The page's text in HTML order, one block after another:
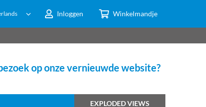
Inloggen Winkelmandje
op onze vernieuwde website?
EXPLODED VIEWS